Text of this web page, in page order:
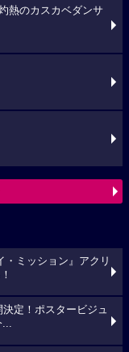
熱のカスカベダンサ
・ミッション』アクリ
決定！ポスタービジュ
...